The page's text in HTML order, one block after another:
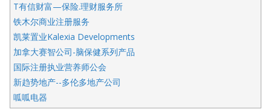
T有信财富—保险.理财服务所
铁木尔商业注册服务
凯莱置业Kalexia Developments
加拿大赛智公司-脑保健系列产品
国际注册执业营养师公会
新趋势地产--多伦多地产公司
呱呱电器